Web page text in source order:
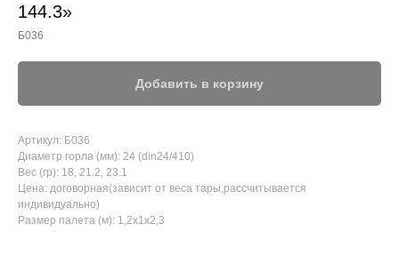
144.3»
Б036
Добавить в корзину
Артикул: Б036
Диаметр горла (мм): 24 (din24/410)
Вес (гр): 18, 21.2, 23.1
Цена: договорная(зависит от веса тары,рассчитывается
индивидуально)
Размер палета (м): 1,2x1x2,3